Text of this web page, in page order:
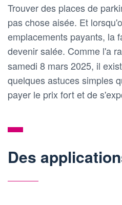
Trouver des places de
pas chose aisée. Et
emplacements payants, la
devenir salée. Comme l'a
samedi 8 mars 2025, il
quelques astuces simples
payer le prix fort et de
Des